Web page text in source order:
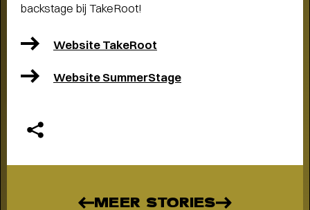
OVER TULIP TOWN- Operette, punk,
backstage bij TakeRoot!
Website TakeRoot
Website SummerStage
MEER STORIES